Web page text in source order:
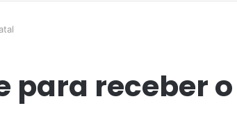
para receber o